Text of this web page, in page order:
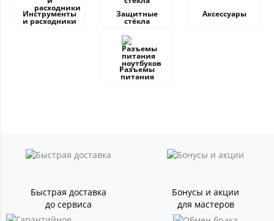
Инструменты
и расходники
Защитные
стёкла
Аксессуары
Разъемы
питания
Быстрая доставка
до сервиса
Бонусы и акции
для мастеров